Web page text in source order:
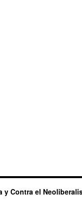
y Contra el